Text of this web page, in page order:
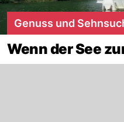
Genuss und
Wenn der See